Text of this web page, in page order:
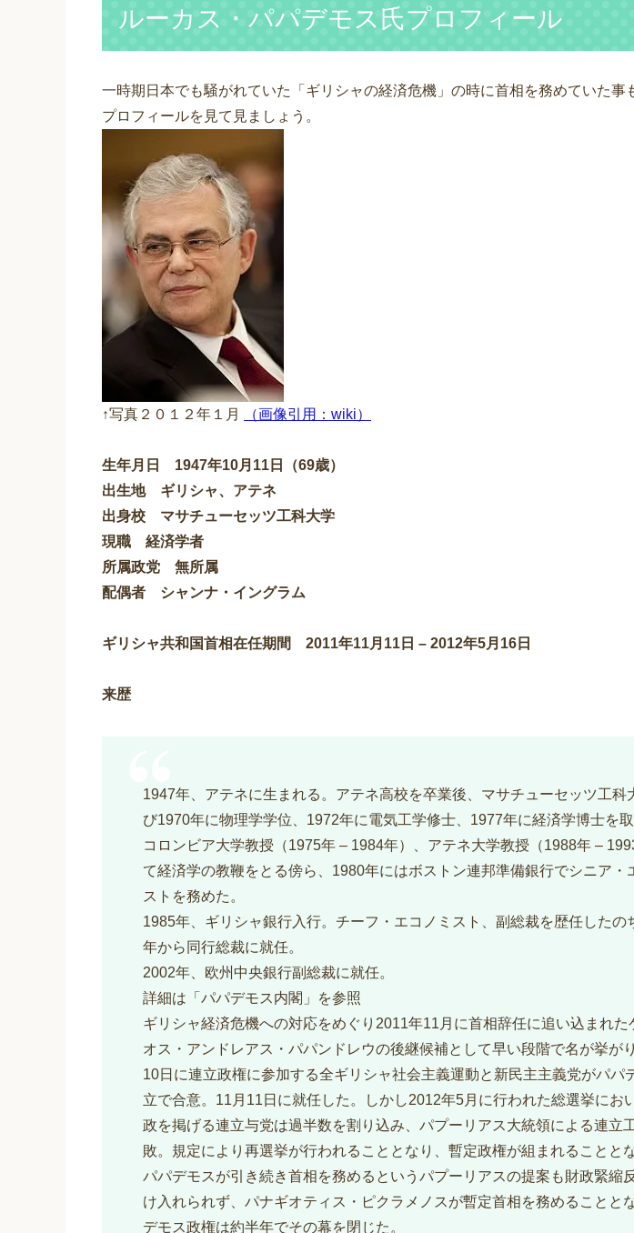
ルーカス・パパデモス氏プロフィール
一時期日本でも騒がれていた「ギリシャの経済危機」の時に首相を務めていた事
プロフィールを見て見ましょう。
↑写真２０１２年１月 （画像引用：wiki）
生年月日 1947年10月11日（69歳）
出生地 ギリシャ、アテネ
出身校 マサチューセッツ工科大学
現職 経済学者
所属政党 無所属
配偶者 シャンナ・イングラム
ギリシャ共和国首相在任期間 2011年11月11日 – 2012年5月16日
来歴
1947年、アテネに生まれる。アテネ高校を卒業後、マサチューセッツ工科
び1970年に物理学学位、1972年に電気工学修士、1977年に経済学博士を取
コロンビア大学教授（1975年 – 1984年）、アテネ大学教授（1988年 –
て経済学の教鞭をとる傍ら、1980年にはボストン連邦準備銀行でシニア・
ストを務めた。
1985年、ギリシャ銀行入行。チーフ・エコノミスト、副総裁を歴任したの
年から同行総裁に就任。
2002年、欧州中央銀行副総裁に就任。
詳細は「パパデモス内閣」を参照
ギリシャ経済危機への対応をめぐり2011年11月に首相辞任に追い込まれた
オス・アンドレアス・パパンドレウの後継候補として早い段階で名が挙が
10日に連立政権に参加する全ギリシャ社会主義運動と新民主主義党がパパ
立で合意。11月11日に就任した。しかし2012年5月に行われた総選挙にお
政を掲げる連立与党は過半数を割り込み、パプーリアス大統領による連立
敗。規定により再選挙が行われることとなり、暫定政権が組まれることと
パパデモスが引き続き首相を務めるというパプーリアスの提案も財政緊縮
け入れられず、パナギオティス・ピクラメノスが暫定首相を務めることと
デモス政権は約半年でその幕を閉じた。